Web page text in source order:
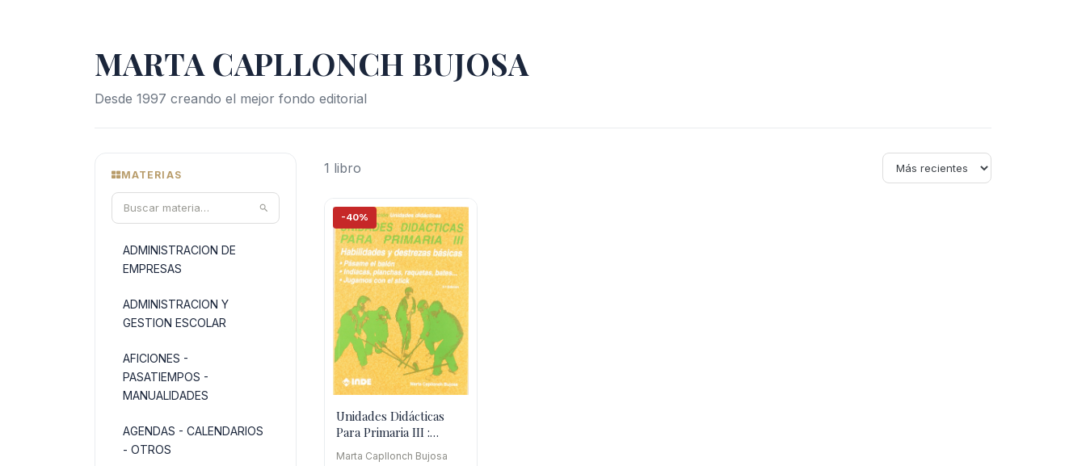
MARTA CAPLLONCH BUJOSA
Desde 1997 creando el mejor fondo editorial
MATERIAS
ADMINISTRACION DE
EMPRESAS
ADMINISTRACION Y
GESTION ESCOLAR
AFICIONES -
PASATIEMPOS -
MANUALIDADES
AGENDAS - CALENDARIOS
- OTROS
1 libro
-40%
Unidades Didácticas
Para Primaria III :
Marta Capllonch Bujosa